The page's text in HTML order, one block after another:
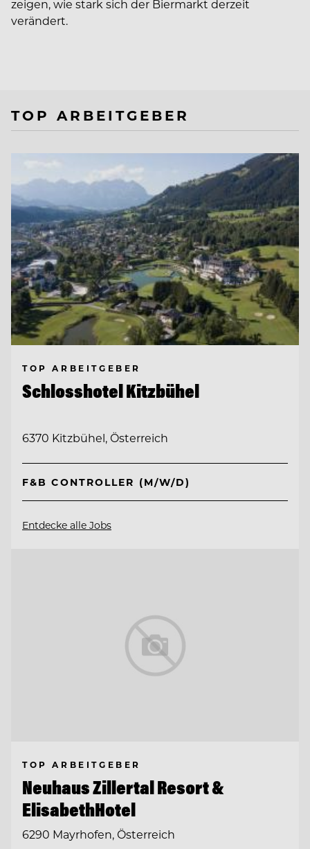
zeigen, wie stark sich der Biermarkt derzeit
verändert.
TOP ARBEITGEBER
TOP ARBEITGEBER
Schlosshotel Kitzbühel
6370 Kitzbühel, Österreich
F&B CONTROLLER (M/W/D)
Entdecke alle Jobs
TOP ARBEITGEBER
Neuhaus Zillertal Resort &
ElisabethHotel
6290 Mayrhofen, Österreich